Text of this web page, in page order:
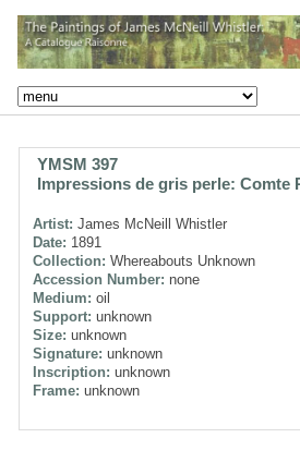
YMSM 397
Impressions de gris perle: Comte
Artist: James McNeill Whistler
Date: 1891
Collection: Whereabouts Unknown
Accession Number: none
Medium: oil
Support: unknown
Size: unknown
Signature: unknown
Inscription: unknown
Frame: unknown